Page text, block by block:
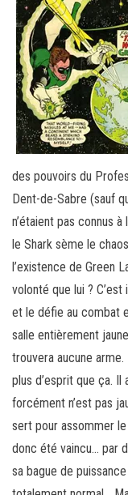
des pouvoirs du
Dent-de-Sabre (sauf
n’étaient pas connus
le Shark sème le
l’existence de Green
volonté que lui ?
et le défie au combat
salle entièrement
trouvera aucune
plus d’esprit que ça. Il
forcément n’est pas
sert pour assommer
donc été vaincu… par
sa bague de